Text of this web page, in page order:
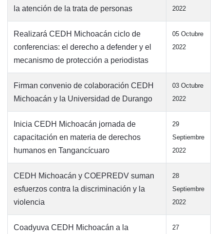
la atención de la trata de personas
2022
Realizará CEDH Michoacán ciclo de
conferencias: el derecho a defender y el
mecanismo de protección a periodistas
05 Octubre
2022
Firman convenio de colaboración CEDH
Michoacán y la Universidad de Durango
03 Octubre
2022
Inicia CEDH Michoacán jornada de
capacitación en materia de derechos
humanos en Tangancícuaro
29
Septiembre
2022
CEDH Michoacán y COEPREDV suman
esfuerzos contra la discriminación y la
violencia
28
Septiembre
2022
Coadyuva CEDH Michoacán a la
27